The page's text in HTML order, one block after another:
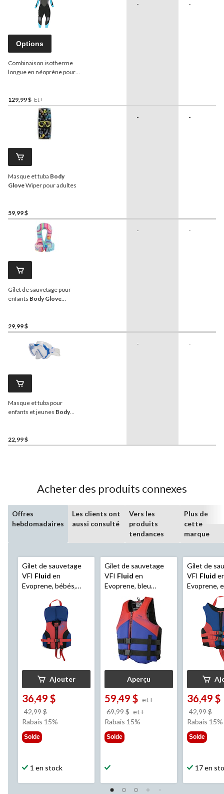
Options
Combinaison isotherme
longue en néoprène pour
129,99 $ Et+
- -
Masque et tuba Body
GloveWiper pour adultes
59,99 $
- -
Gilet de sauvetage pour
enfants Body Glove
enfants
29,99 $
- -
Masque et tuba pour
enfants et jeunes Body
22,99 $
- -
Acheter des produits connexes
Offres
hebdomadaires
Les clients ont
aussi consulté
Vers les
produits
tendances
Plus de
cette
marque
Gilet de sauvetage
VFI Fluid en
Evoprene, bébés,
Ajouter
36,49 $
42,99 $
était
Rabais 15%
Solde
1 en stock
Gilet de sauvetage
VFI Fluid en
Evoprene, bleu
marine/rouge, tailles
variées
Aperçu
59,49 $ et+
69,99 $ et+
Rabais 15%
Solde
Gilet de
VFI Fluid
Evoprene,
bleu
36,49 $
42,99 $
Rabais 15%
Solde
17 en